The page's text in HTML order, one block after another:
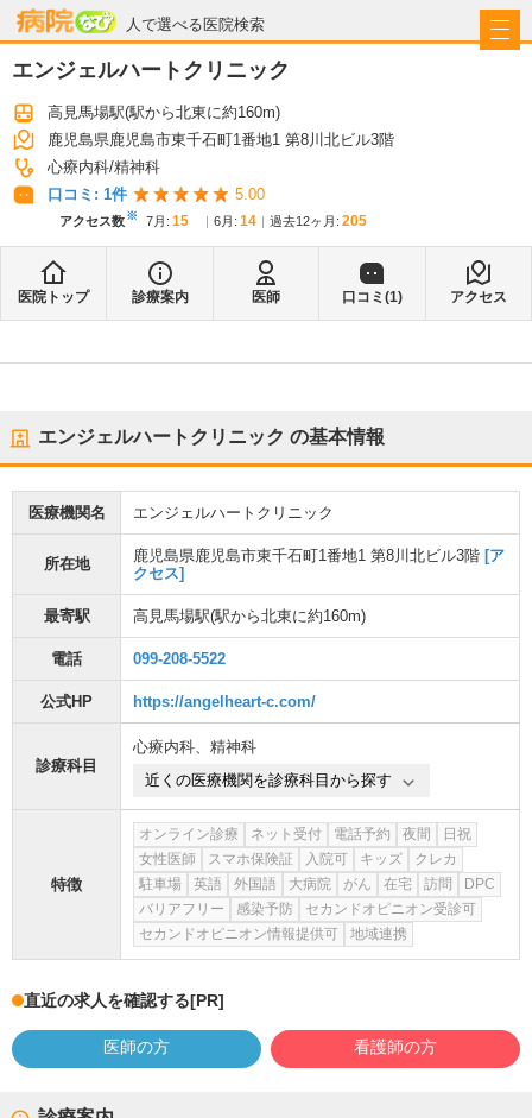
人で選べる医院検索
病院なび
エンジェルハートクリニック
高見馬場駅(駅から北東に約160m)
鹿児島県鹿児島市東千石町1番地1 第8川北ビル3階
心療内科 精神科
口コミ: 1件 5.00
アクセス数※ 7月 : 15 6月 : 14 過去12ヶ月: 205
医院トップ 診療案内 医師 口コミ(1) アクセス
エンジェルハートクリニック の基本情報
医療機関名 エンジェルハートクリニック
所在地 鹿児島県鹿児島市東千石町1番地1 第8川北ビル3階 [ア
クセス]
最寄駅 高見馬場駅(駅から北東に約160m)
電話 099-208-5522
公式HP https://angelheart-c.com/
診療科目
心療内科、 精神科
近くの医療機関を診療科目から探す
特徴
オンライン診療 ネット受付 電話予約 夜間
日祝
女性医師
スマホ保険証 入院可 キッズ
クレカ
駐車場
英語 外国語 大病院 がん 在宅 訪問
DPC
バリアフリー
感染予防
セカンドオピニオン受診可
セカンドオピニオン情報提供可
地域連携
直近の求人を確認する[PR]
医師の方 看護師の方